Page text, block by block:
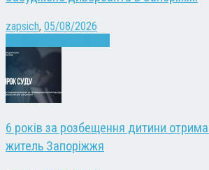
zapsich, 05/08/2026
6 років за розбещення дитини
житель Запоріжжя